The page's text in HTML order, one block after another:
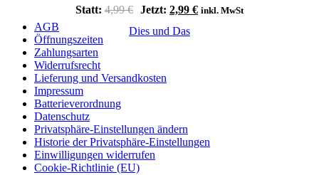
Statt: 4,99€ Ursprünglicher
war:
Jetzt: 2,99 €Aktueller
inkl. MwSt
Dies und Das
AGB
Öffnungszeiten
Zahlungsarten
Widerrufsrecht
Lieferung und Versandkosten
Impressum
Batterieverordnung
Datenschutz
Privatsphäre-Einstellungen ändern
Historie der Privatsphäre-Einstellungen
Einwilligungen widerrufen
Cookie-Richtlinie (EU)